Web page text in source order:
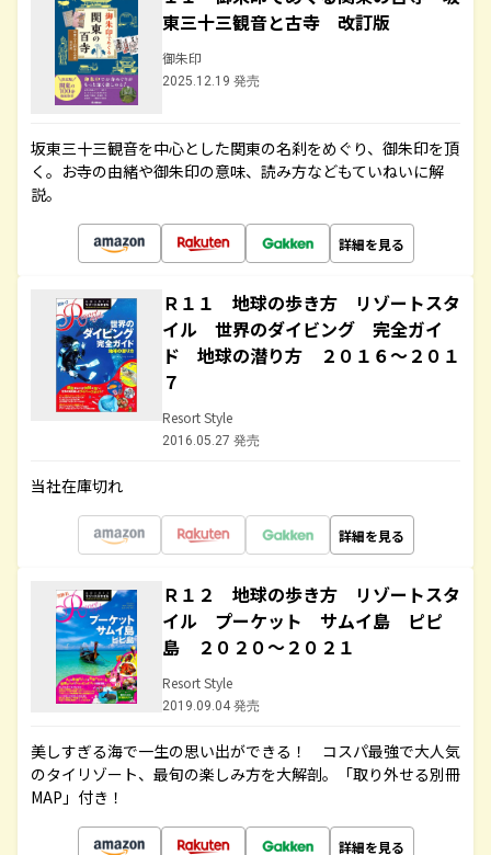
東三十三観音と古寺 改訂版
御朱印
2025.12.19 発売
坂東三十三観音を中心とした関東の名刹をめぐり、御朱印を頂
く。お寺の由緒や御朱印の意味、読み方などもていねいに解
説。
詳細を見る
Ｒ１１ 地球の歩き方 リゾートスタ
イル 世界のダイビング 完全ガイ
ド 地球の潜り方 ２０１６～２０１
７
Resort Style
2016.05.27 発売
当社在庫切れ
詳細を見る
Ｒ１２ 地球の歩き方 リゾートスタ
イル プーケット サムイ島 ピピ
島 ２０２０～２０２１
Resort Style
2019.09.04 発売
美しすぎる海で一生の思い出ができる！ コスパ最強で大人気
のタイリゾート、最旬の楽しみ方を大解剖。「取り外せる別冊
MAP」付き！
詳細を見る